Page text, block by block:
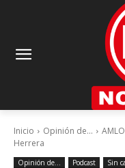
Inicio Opinión de...
Herrera
Opinión de... Podcast Sin